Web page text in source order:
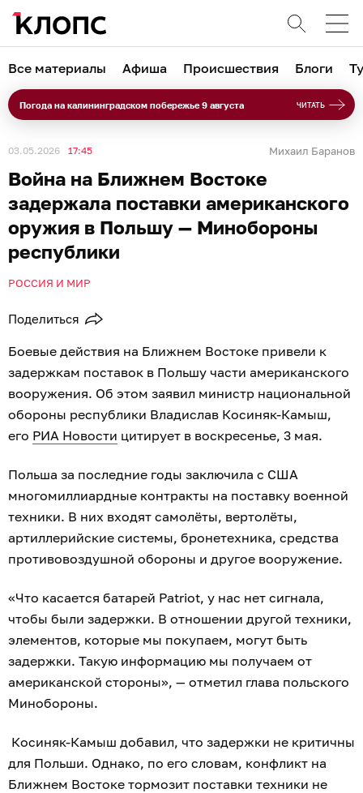
Все материалы Афиша Происшествия Блоги
Погода на калининградском побережье 9 августа ЧИТАТЬ
03.05.2026 17:45 Михаил Баранов
Война на Ближнем Востоке
задержала поставки американского
оружия в Польшу — Минобороны
республики
РОССИЯ И МИР
Поделиться
Боевые действия на Ближнем Востоке привели к
задержкам поставок в Польшу части американского
вооружения. Об этом заявил министр национальной
обороны республики Владислав Косиняк-Камыш,
его РИА Новости цитирует в воскресенье, 3 мая.
Польша за последние годы заключила с США
многомиллиардные контракты на поставку военной
техники. В них входят самолёты, вертолёты,
артиллерийские системы, бронетехника, средства
противовоздушной обороны и другое вооружение.
«Что касается батарей Patriot, у нас нет сигнала,
чтобы были задержки. В отношении другой техники,
элементов, которые мы покупаем, могут быть
задержки. Такую информацию мы получаем от
американской стороны», — отметил глава польского
Минобороны.
Косиняк-Камыш добавил, что задержки не критичны
для Польши. Однако, по его словам, конфликт на
Ближнем Востоке тормозит поставки техники не